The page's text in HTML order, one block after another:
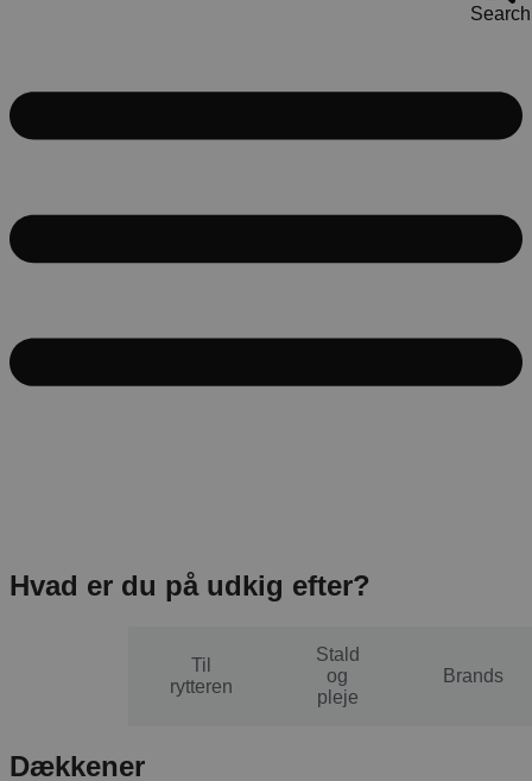
Search
Hvad er du på udkig efter?
Til
rytteren
Stald
og
pleje
Brands
Dækkener